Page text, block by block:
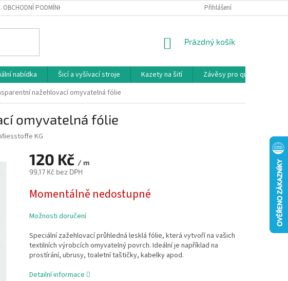
OBCHODNÍ PODMÍNKY REKLAMAČNÍ PODMÍNKY
Přihlášení
NÁKUPNÍ
Prázdný košík
nabídka Šicí a vyšívací stroje Kazety na šití Závěsy pro quilty
nažehlovací omyvatelná fólie
omyvatelná fólie
KG
120 Kč / m
99,17 Kč bez DPH
cena:
Momentálně nedostupné
Možnosti doručení
Speciální zažehlovací průhledná lesklá fólie, která vytvoří na vašich
textilních výrobcích omyvatelný povrch. Ideální je například na
prostírání, ubrusy, toaletní taštičky, kabelky apod.
Detailní informace